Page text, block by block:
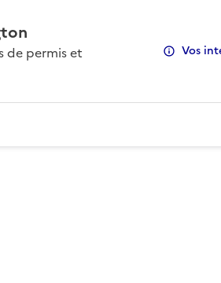
de permis et
Vos